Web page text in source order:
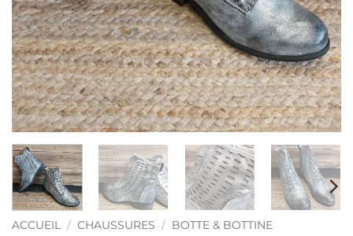
ACCUEIL / CHAUSSURES / BOTTE & BOTTINE